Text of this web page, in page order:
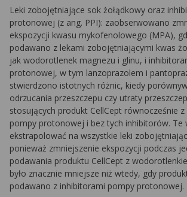
Leki zobojętniające sok żołądkowy oraz
protonowej (z ang. PPI): zaobserwowano
ekspozycji kwasu mykofenolowego (MPA),
podawano z lekami zobojętniającymi kwas
jak wodorotlenek magnezu i glinu, i
protonowej, w tym lanzoprazolem i
stwierdzono istotnych różnic, kiedy
odrzucania przeszczepu czy utraty
stosujących produkt CellCept równocześnie
pompy protonowej i bez tych inhibitorów. Te
ekstrapolować na wszystkie leki
ponieważ zmniejszenie ekspozycji podczas
podawania produktu CellCept z
było znacznie mniejsze niż wtedy, gdy
podawano z inhibitorami pompy protonowej.